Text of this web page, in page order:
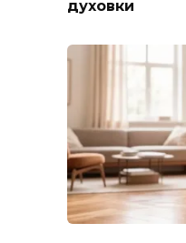
духовки